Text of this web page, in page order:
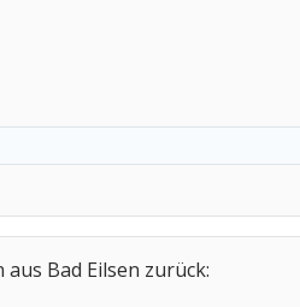
Bad Eilsen zurück: